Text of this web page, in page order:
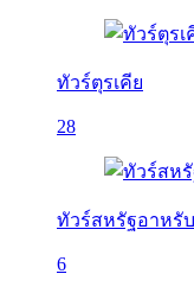
ทัวร์ตุรเคีย
28
ทัวร์สหรัฐอาหรั
6